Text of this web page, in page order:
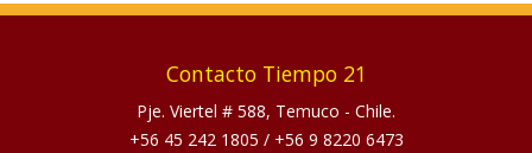
Contacto Tiempo 21
Pje. Viertel # 588, Temuco - Chile.
+56 45 242 1805 / +56 9 8220 6473